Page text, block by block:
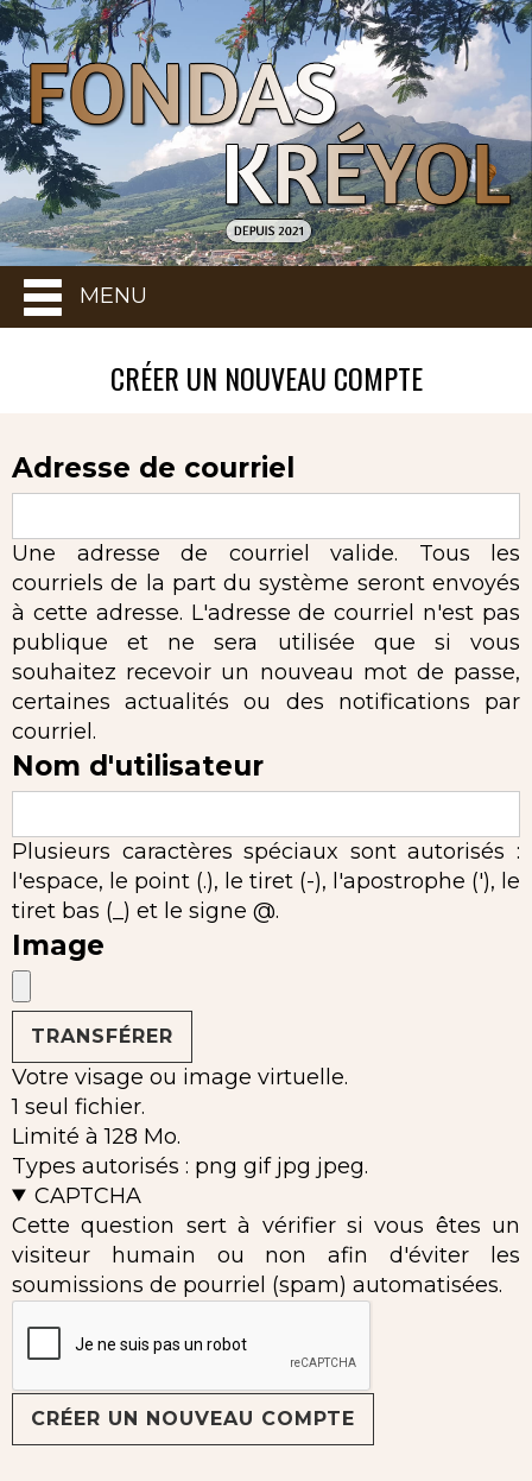
MENU
CRÉER UN NOUVEAU COMPTE
Adresse de courriel
Une adresse de courriel valide. Tous les
courriels de la part du système seront envoyés
à cette adresse. L'adresse de courriel n'est pas
publique et ne sera utilisée que si vous
souhaitez recevoir un nouveau mot de passe,
certaines actualités ou des notifications par
courriel.
Nom d'utilisateur
Plusieurs caractères spéciaux sont autorisés :
l'espace, le point (.), le tiret (-), l'apostrophe ('), le
tiret bas (_) et le signe @.
Image
Votre visage ou image virtuelle.
1 seul fichier.
Limité à 128 Mo.
Types autorisés : png gif jpg jpeg.
CAPTCHA
Cette question sert à vérifier si vous êtes un
visiteur humain ou non afin d'éviter les
soumissions de pourriel (spam) automatisées.